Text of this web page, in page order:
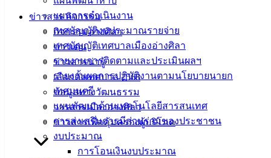
แผนการดำเนินงาน
เทศบัญญัติงบประมาณรายจ่าย
เทศบัญญัติเทศบาลเมืองอ่างศิลา
รายงานการติดตามและประเมินผลฯ
รายงานผลการปฏิบัติงานตามนโยบายนายก
เทศมนตรี
แผนพัฒนาด้านเทคโนโลยีสารสนเทศ
การส่งเสริมการมีส่วนร่วมของประชาชน
งบประมาณ
การโอนเงินงบประมาณ
ข่าวสาร กิจกรรม
กิจกรรมอ่างศิลา
ข่าวเด่น
ข่าวสารน่ารู้
เลือกตั้งเทศบาล 2568
ข้อมูลทางวัฒนธรรม
วารสารเมืองอ่างศิลา
ข่าวสารเพื่อคุ้มครองผู้บริโภค
คู่มือ
สำหรับ
ประชาชน/
คู่มือการ
ปฏิบัติ
งาน
ข่าวสาร
น่ารู้
ศุนย์